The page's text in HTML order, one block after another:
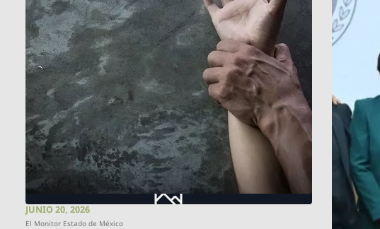
JUNIO 20, 2026
El Monitor Estado de México